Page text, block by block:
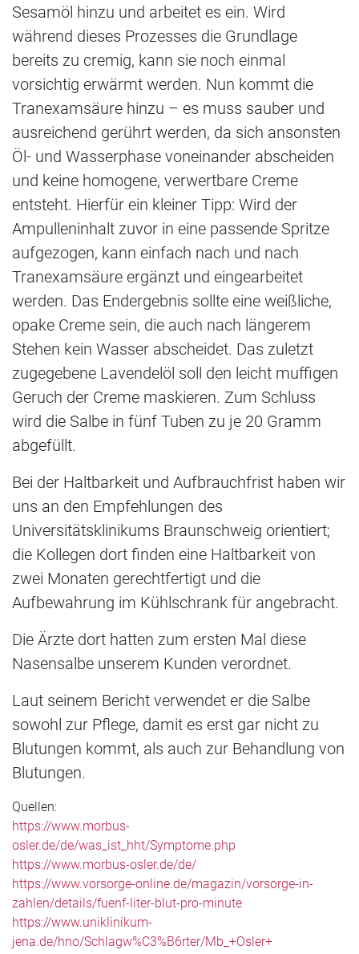
Sesamöl hinzu und arbeitet es ein. Wird
während dieses Prozesses die Grundlage
bereits zu cremig, kann sie noch einmal
vorsichtig erwärmt werden. Nun kommt die
Tranexamsäure hinzu – es muss sauber und
ausreichend gerührt werden, da sich ansonsten
Öl- und Wasserphase voneinander abscheiden
und keine homogene, verwertbare Creme
entsteht. Hierfür ein kleiner Tipp: Wird der
Ampulleninhalt zuvor in eine passende Spritze
aufgezogen, kann einfach nach und nach
Tranexamsäure ergänzt und eingearbeitet
werden. Das Endergebnis sollte eine weißliche,
opake Creme sein, die auch nach längerem
Stehen kein Wasser abscheidet. Das zuletzt
zugegebene Lavendelöl soll den leicht muffigen
Geruch der Creme maskieren. Zum Schluss
wird die Salbe in fünf Tuben zu je 20 Gramm
abgefüllt.
Bei der Haltbarkeit und Aufbrauchfrist haben wir
uns an den Empfehlungen des
Universitätsklinikums Braunschweig orientiert;
die Kollegen dort finden eine Haltbarkeit von
zwei Monaten gerechtfertigt und die
Aufbewahrung im Kühlschrank für angebracht.
Die Ärzte dort hatten zum ersten Mal diese
Nasensalbe unserem Kunden verordnet.
Laut seinem Bericht verwendet er die Salbe
sowohl zur Pflege, damit es erst gar nicht zu
Blutungen kommt, als auch zur Behandlung von
Blutungen.
Quellen:
https://www.morbus-
osler.de/de/was_ist_hht/Symptome.php
https://www.morbus-osler.de/de/
https://www.vorsorge-online.de/magazin/vorsorge-in-
zahlen/details/fuenf-liter-blut-pro-minute
https://www.uniklinikum-
jena.de/hno/Schlagw%C3%B6rter/Mb_+Osler+